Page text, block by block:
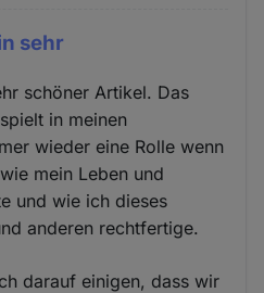
sehr
schöner Artikel. Das
in meinen
wieder eine Rolle wenn
mein Leben und
und wie ich dieses
anderen rechtfertige.
darauf einigen, dass wir